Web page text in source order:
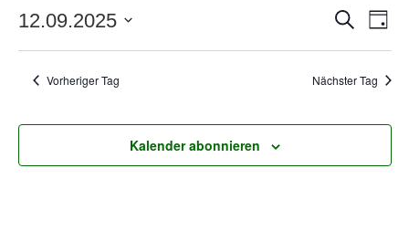
12.
September
2025
Suche
und
Suche
Tag
12.09.2025
Vorheriger Tag
Nächster Tag
Kalender abonnieren